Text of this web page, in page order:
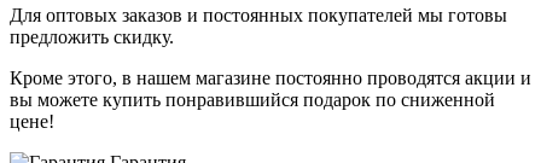
Для оптовых заказов и постоянных покупателей мы готовы
предложить скидку.
Кроме этого, в нашем магазине постоянно проводятся акции и
вы можете купить понравившийся подарок по сниженной
цене!